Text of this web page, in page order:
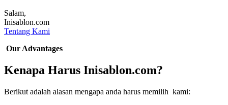
Salam,
Inisablon.com
Tentang Kami
Our Advantages
Kenapa Harus Inisablon.com?
Berikut adalah alasan mengapa anda harus memilih kami: